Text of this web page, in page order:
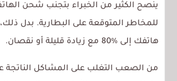
للمخاطر المتوقعة على البطارية. بدل
هاتفك إلى %80 مع زيادة قليلة أو نقصان.
من الصعب التغلب على المشاكل الناتجة